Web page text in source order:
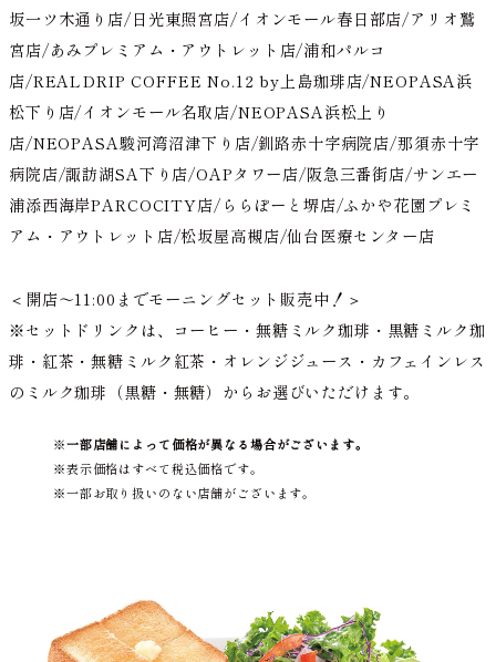
坂一ツ木通り店/日光東照宮店/イオンモール春日部店/アリオ鷲
宮店/あみプレミアム・アウトレット店/浦和パルコ
店/REALDRIP COFFEE No.12 by上島珈琲店/NEOPASA浜
松下り店/イオンモール名取店/NEOPASA浜松上り
店/NEOPASA駿河湾沼津下り店/釧路赤十字病院店/那須赤十字
病院店/諏訪湖SA下り店/OAPタワー店/阪急三番街店/サンエー
浦添西海岸PARCOCITY店/ららぽーと堺店/ふかや花園プレミ
アム・アウトレット店/松坂屋高槻店/仙台医療センター店
＜開店～11:00までモーニングセット販売中！＞
※セットドリンクは、コーヒー・無糖ミルク珈琲・黒糖ミルク珈
琲・紅茶・無糖ミルク紅茶・オレンジジュース・カフェインレス
のミルク珈琲（黒糖・無糖）からお選びいただけます。
一部店舗によって価格が異なる場合がございます。
表示価格はすべて税込価格です。
一部お取り扱いのない店舗がございます。